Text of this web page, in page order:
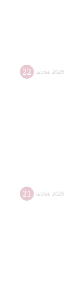
22 июля 2026
21 июля 2026